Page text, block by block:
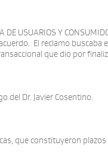
USUARIOS Y
El reclamo
que dio por
del Dr. Javier Cosentino.
que constituyeron